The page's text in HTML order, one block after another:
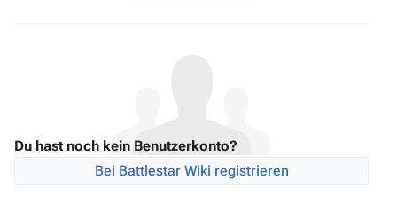
Du hast noch kein Benutzerkonto?
Bei Battlestar Wiki registrieren